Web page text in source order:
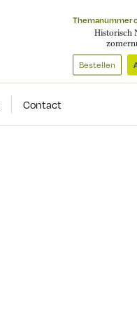
Themanummer
Historisch
Bestellen
Contact